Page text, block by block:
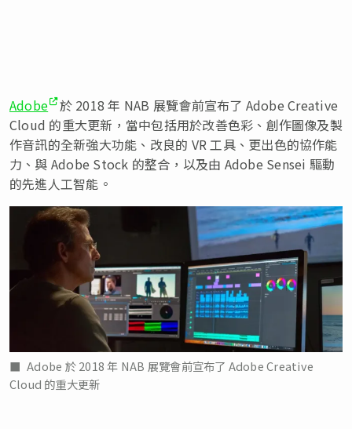
Adobe 於 2018 年 NAB 展覽會前宣布了 Adobe Creative
Cloud 的重大更新，當中包括用於改善色彩、創作圖像及製
作音訊的全新強大功能、改良的 VR 工具、更出色的協作能
力、與 Adobe Stock 的整合，以及由 Adobe Sensei 驅動
的先進人工智能。
Adobe 於 2018 年 NAB 展覽會前宣布了 Adobe Creative
Cloud 的重大更新